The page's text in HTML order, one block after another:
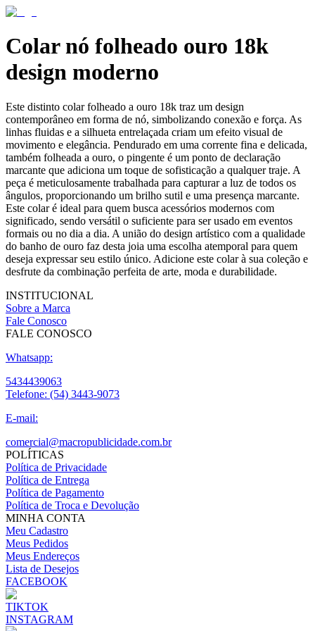
Colar nó folheado ouro 18k
design moderno
Este distinto colar folheado a ouro 18k traz um design
contemporâneo em forma de nó, simbolizando conexão e força. As
linhas fluidas e a silhueta entrelaçada criam um efeito visual de
movimento e elegância. Pendurado em uma corrente fina e delicada,
também folheada a ouro, o pingente é um ponto de declaração
marcante que adiciona um toque de sofisticação a qualquer traje. A
peça é meticulosamente trabalhada para capturar a luz de todos os
ângulos, proporcionando um brilho sutil e uma presença marcante.
Este colar é ideal para quem busca acessórios modernos com
significado, sendo versátil o suficiente para ser usado em eventos
formais ou no dia a dia. A união do design artístico com a qualidade
do banho de ouro faz desta joia uma escolha atemporal para quem
deseja expressar seu estilo único. Adicione este colar à sua coleção e
desfrute da combinação perfeita de arte, moda e durabilidade.
INSTITUCIONAL
Sobre a Marca
Fale Conosco
FALE CONOSCO
Whatsapp:
5434439063
Telefone: (54) 3443-9073
E-mail:
comercial@macropublicidade.com.br
POLÍTICAS
Política de Privacidade
Política de Entrega
Política de Pagamento
Política de Troca e Devolução
MINHA CONTA
Meu Cadastro
Meus Pedidos
Meus Endereços
Lista de Desejos
FACEBOOK
TIKTOK
INSTAGRAM